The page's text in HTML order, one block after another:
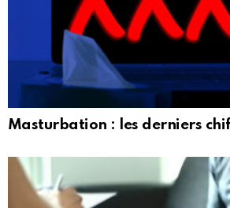
Masturbation : les derniers